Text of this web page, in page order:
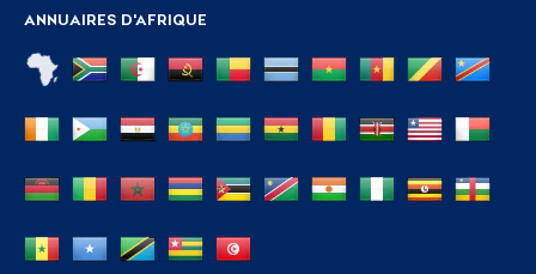
ANNUAIRES D'AFRIQUE